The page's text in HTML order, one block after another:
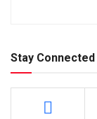
Stay